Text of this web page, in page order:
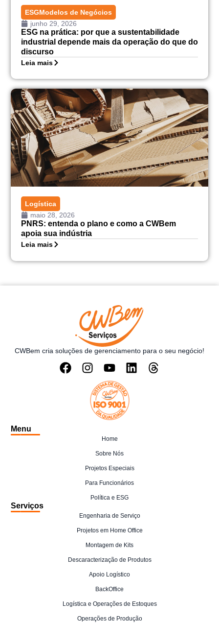
ESGModelos de Negócios
junho 29, 2026
ESG na prática: por que a sustentabilidade
industrial depende mais da operação do que do
discurso
Leia mais
Logística
maio 28, 2026
PNRS: entenda o plano e como a CWBem
apoia sua indústria
Leia mais
CWBem cria soluções de gerenciamento para o seu negócio!
Menu
Home
Sobre Nós
Projetos Especiais
Para Funcionários
Política e ESG
Serviços
Engenharia de Serviço
Projetos em Home Office
Montagem de Kits
Descaracterização de Produtos
Apoio Logístico
BackOffice
Logística e Operações de Estoques
Operações de Produção